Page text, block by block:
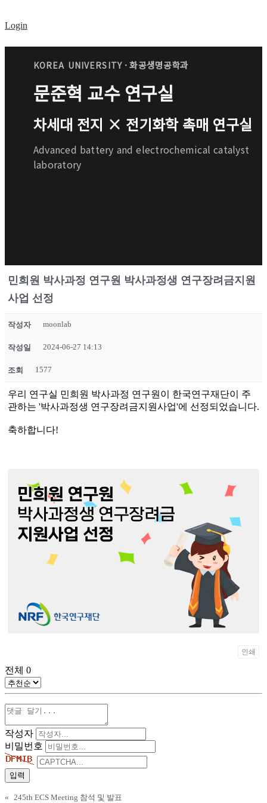
Login
KOREA UNIVERSITY· 화공생명공학과
문준혁 교수 연구실
차세대 전지 × 전기화학 촉매 연구실
Advanced battery and electrochemical catalyst
laboratory
민희원 박사과정 연구원 박사과정생 연구장려금지원
사업 선정
작성자 moonlab
작성일 2024-06-27 14:13
조회 1577
우리 연구실 민희원 박사과정 연구원이 한국연구재단이 주
관하는 '박사과정생 연구장려금지원사업'에 선정되었습니다.
축하합니다!
인쇄
전체 0
작성자
비밀번호
« 245th ECS Meeting 참석 및 발표